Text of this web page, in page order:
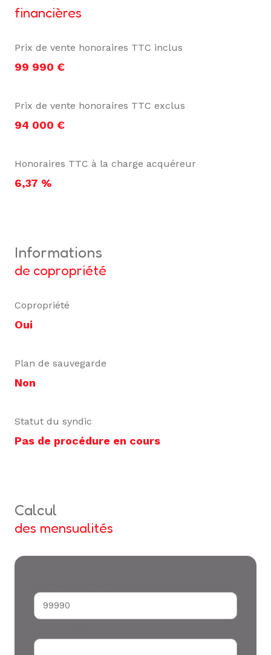
financières
Prix de vente honoraires TTC inclus
99 990 €
Prix de vente honoraires TTC exclus
94 000 €
Honoraires TTC à la charge acquéreur
6,37 %
informations
de copropriété
Copropriété
Oui
Plan de sauvegarde
Non
Statut du syndic
Pas de procédure en cours
calcul
des mensualités